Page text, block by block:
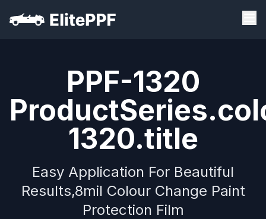
PPF-1320
1320.title
Easy Application For Beautiful
Results,8mil Colour Change Paint
Protection Film